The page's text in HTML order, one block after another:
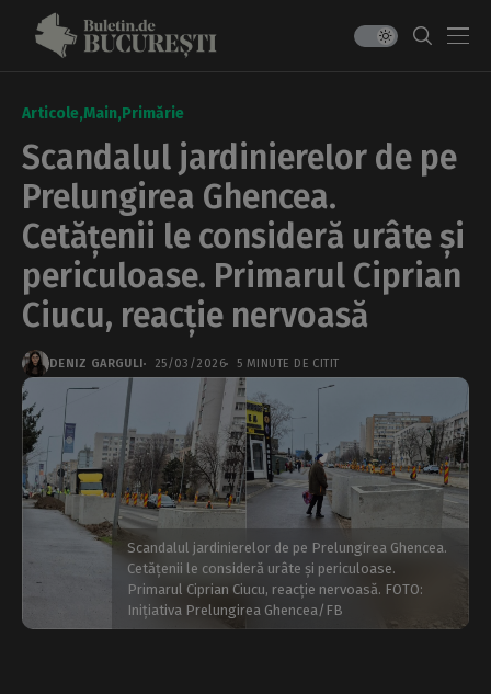
Articole Main Primărie
Scandalul jardinierelor de pe
Prelungirea Ghencea.
Cetățenii le consideră urâte și
periculoase. Primarul Ciprian
Ciucu, reacție nervoasă
DENIZ GARGULI 25/03/2026 5 MINUTE DE CITIT
Scandalul jardinierelor de pe Prelungirea Ghencea.
Cetățenii le consideră urâte și periculoase.
Primarul Ciprian Ciucu, reacție nervoasă. FOTO:
Inițiativa Prelungirea Ghencea/FB